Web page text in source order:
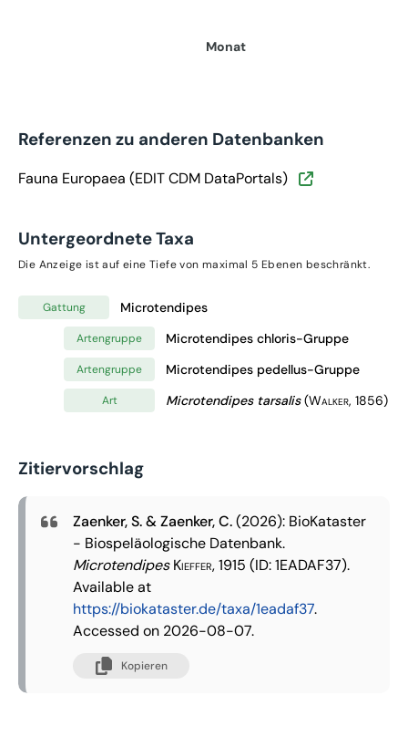
Monat
Referenzen zu anderen Datenbanken
Fauna Europaea (EDIT CDM DataPortals)
Untergeordnete Taxa
Die Anzeige ist auf eine Tiefe von maximal 5 Ebenen beschränkt.
Gattung Microtendipes
Artengruppe Microtendipes chloris-Gruppe
Artengruppe Microtendipes pedellus-Gruppe
Art Microtendipes tarsalis (Walker, 1856)
Zitiervorschlag
Zaenker, S. & Zaenker, C.(2026): BioKataster
- Biospeläologische Datenbank.
MicrotendipesKieffer, 1915 (ID: 1EADAF37).
Available at
https://biokataster.de/taxa/1eadaf37.
Accessed on 2026-08-07.
Kopieren